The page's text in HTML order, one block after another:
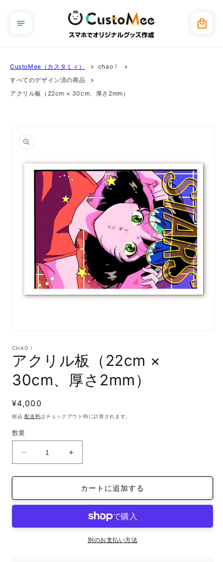
進む
ー
CustoMee（カスタミィ）
chao！
すべてのデザイン済の商品
アクリル板（22cm × 30cm、厚さ2mm）
報にス
キップ
ダ
ル
で
メ
デ
ア
(1)
開
く
CHAO！
アクリル板（22cm ×
30cm、厚さ2mm）
通
常
価
格
¥4,000
税込配送料はチェックアウト時に計算されます。
数量
板
×
ア
板
（22cm
×
30cm、
カートに追加する
別のお支払い方法